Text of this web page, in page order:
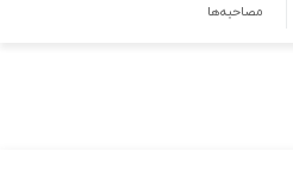
مصاحبه‌ها